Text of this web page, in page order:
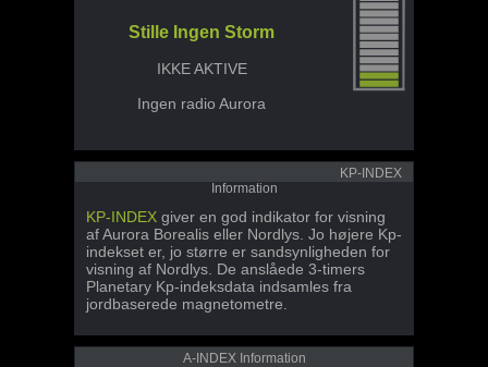
Stille Ingen Storm
IKKE AKTIVE
Ingen radio Aurora
KP-INDEX
Information
KP-INDEX giver en god indikator for visning
af Aurora Borealis eller Nordlys. Jo højere Kp-
indekset er, jo større er sandsynligheden for
visning af Nordlys. De anslåede 3-timers
Planetary Kp-indeksdata indsamles fra
jordbaserede magnetometre.
A-INDEX Information